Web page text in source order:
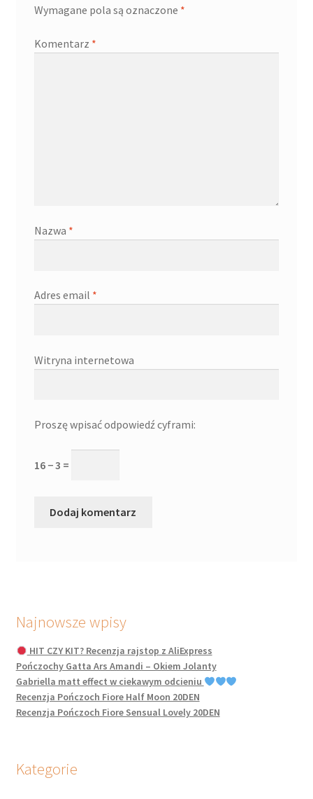
Wymagane pola są oznaczone *
Komentarz *
Nazwa *
Adres email *
Witryna internetowa
Proszę wpisać odpowiedź cyframi:
16 − 3 =
Najnowsze wpisy
HIT CZY KIT? Recenzja rajstop z AliExpress
Pończochy Gatta Ars Amandi – Okiem Jolanty
Gabriella matt effect w ciekawym odcieniu
Recenzja Pończoch Fiore Half Moon 20DEN
Recenzja Pończoch Fiore Sensual Lovely 20DEN
Kategorie